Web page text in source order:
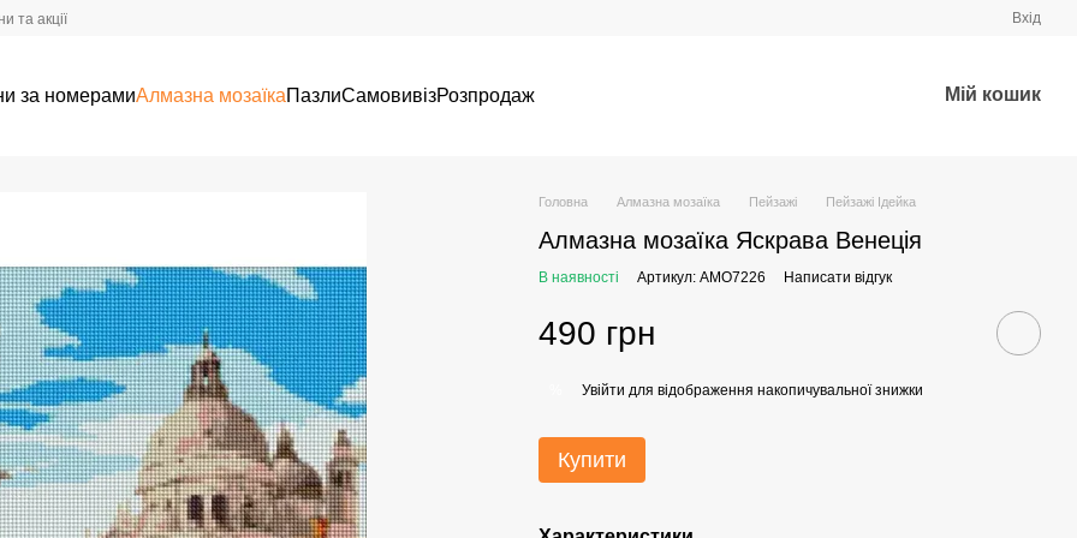
та акції Вхід
за номерамиАлмазна мозаїкаПазлиСамовивізРозпродаж Мій кошик
Головна Алмазна мозаїка Пейзажі Пейзажі Ідейка
Алмазна мозаїка Яскрава Венеція
В наявності Артикул: AMO7226 Написати відгук
490 грн
Увійти для відображення накопичувальної знижки
Купити